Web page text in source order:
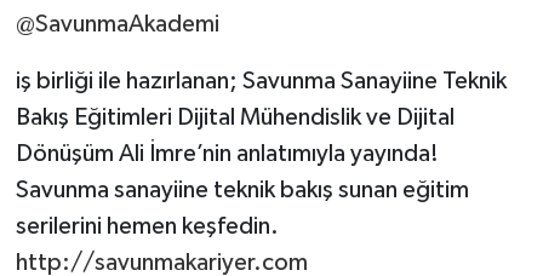
@SavunmaAkademi
iş birliği ile hazırlanan; Savunma Sanayiine Teknik
Bakış Eğitimleri Dijital Mühendislik ve Dijital
Dönüşüm Ali İmre’nin anlatımıyla yayında!
Savunma sanayiine teknik bakış sunan eğitim
serilerini hemen keşfedin.
http://savunmakariyer.com